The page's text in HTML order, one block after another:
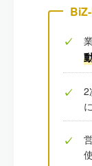
✓
✓
2
✓